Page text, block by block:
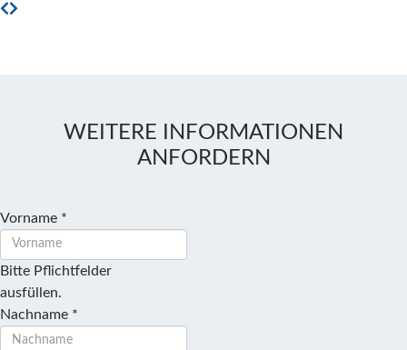
WEITERE INFORMATIONEN
ANFORDERN
Vorname *
Bitte Pflichtfelder
ausfüllen.
Nachname *